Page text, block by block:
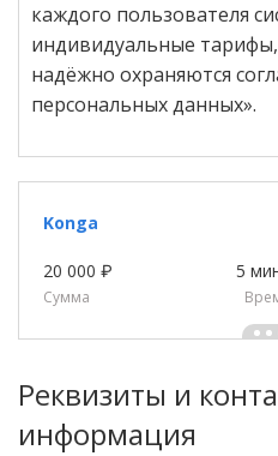
каждого пользователя
индивидуальные
надёжно охраняются
персональных данных».
Konga
20 000 ₽
Сумма
5
Реквизиты и
информация